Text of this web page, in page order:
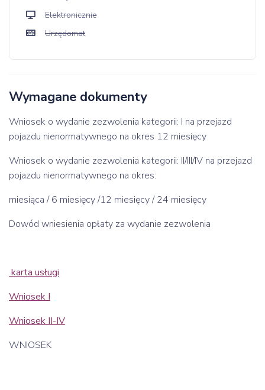
Elektronicznie
Urzędomat
Wymagane dokumenty
Wniosek o wydanie zezwolenia kategorii: I na przejazd
pojazdu nienormatywnego na okres 12 miesięcy
Wniosek o wydanie zezwolenia kategorii: II/III/IV na przejazd
pojazdu nienormatywnego na okres:
miesiąca / 6 miesięcy /12 miesięcy / 24 miesięcy
Dowód wniesienia opłaty za wydanie zezwolenia
karta usługi
Wniosek I
Wniosek II-IV
WNIOSEK